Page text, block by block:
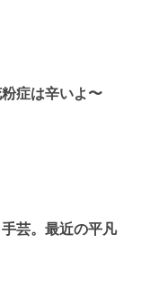
症は辛いよ〜
芸。最近の平凡